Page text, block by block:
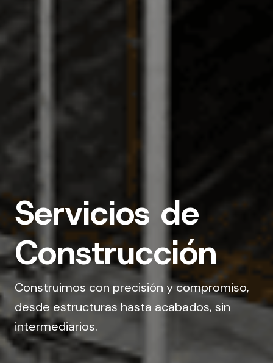
Servicios de
Construcción
Construimos con precisión y compromiso,
desde estructuras hasta acabados, sin
intermediarios.